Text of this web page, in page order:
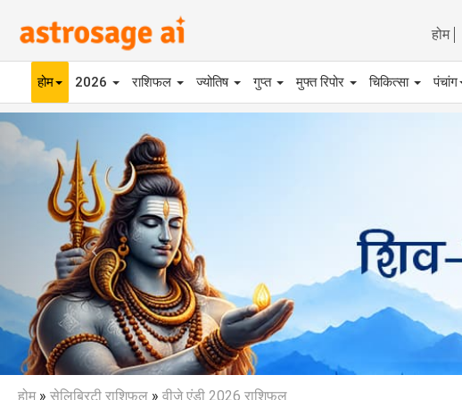
होम
होम 2026 राशिफल ज्योतिष गुप्त मुफ्त रिपोर चिकित्सा पंचांग
Previous
होम» सेलिब्रिटी राशिफल » वीजे एंडी 2026 राशिफल